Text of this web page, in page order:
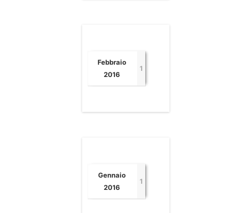
Febbraio
2016
1
Gennaio
2016
1